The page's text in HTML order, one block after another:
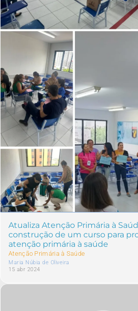
Atualiza Atenção Primária à
construção de um curso para
atenção primária à saúde
Atenção Primária à Saúde
Maria Núbia de Oliveira
15 abr 2024